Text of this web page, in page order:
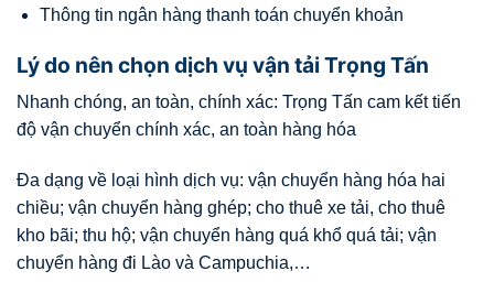
Thông tin ngân hàng thanh toán chuyển khoản
Lý do nên chọn dịch vụ vận tải Trọng Tấn
Nhanh chóng, an toàn, chính xác: Trọng Tấn cam kết tiến
độ vận chuyển chính xác, an toàn hàng hóa
Đa dạng về loại hình dịch vụ: vận chuyển hàng hóa hai
chiều; vận chuyển hàng ghép; cho thuê xe tải, cho thuê
kho bãi; thu hộ; vận chuyển hàng quá khổ quá tải; vận
chuyển hàng đi Lào và Campuchia,…